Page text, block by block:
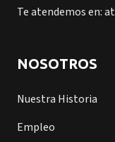
Te atendemos en:
NOSOTROS
Nuestra Historia
Empleo